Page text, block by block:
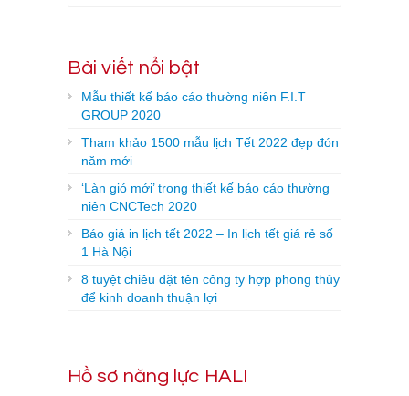
Bài viết nổi bật
Mẫu thiết kế báo cáo thường niên F.I.T
GROUP 2020
Tham khảo 1500 mẫu lịch Tết 2022 đẹp đón
năm mới
‘Làn gió mới’ trong thiết kế báo cáo thường
niên CNCTech 2020
Báo giá in lịch tết 2022 – In lịch tết giá rẻ số
1 Hà Nội
8 tuyệt chiêu đặt tên công ty hợp phong thủy
để kinh doanh thuận lợi
Hồ sơ năng lực HALI